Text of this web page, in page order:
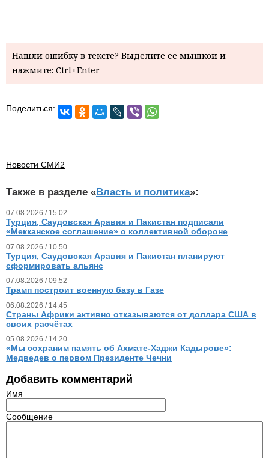
Нашли ошибку в тексте? Выделите ее мышкой и
нажмите: Ctrl+Enter
Поделиться:
Новости СМИ2
Также в разделе «Власть и политика»:
07.08.2026 / 15.02
Турция, Саудовская Аравия и Пакистан подписали
«Мекканское соглашение» о коллективной обороне
07.08.2026 / 10.50
Турция, Саудовская Аравия и Пакистан планируют
сформировать альянс
07.08.2026 / 09.52
Трамп построит военную базу в Газе
06.08.2026 / 14.45
Страны Африки активно отказываются от доллара США в
своих расчётах
05.08.2026 / 14.20
«Мы сохраним память об Ахмате-Хаджи Кадырове»:
Медведев о первом Президенте Чечни
Добавить комментарий
Имя
Сообщение